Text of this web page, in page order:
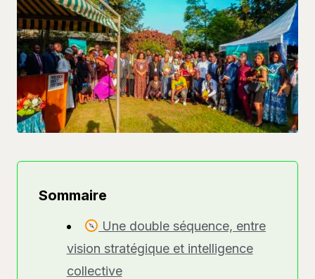
Sommaire
Une double séquence, entre
vision stratégique et intelligence
collective